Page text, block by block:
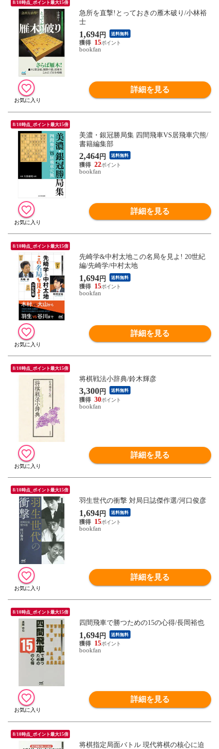
8/10時点_ポイント最大15倍
急所を直撃!とっておきの雁木破り/小林裕
士
1,694円 送料無料
15
bookfan
詳細を見る
8/10時点_ポイント最大15倍
美濃・銀冠勝局集 四間飛車VS居飛車穴熊/
書籍編集部
2,464円 送料無料
22
bookfan
詳細を見る
8/10時点_ポイント最大15倍
先崎学&中村太地この名局を見よ! 20世紀
編/先崎学/中村太地
1,694円 送料無料
15
bookfan
詳細を見る
8/10時点_ポイント最大15倍
将棋戦法小辞典/鈴木輝彦
3,300円 送料無料
30
bookfan
詳細を見る
8/10時点_ポイント最大15倍
羽生世代の衝撃 対局日誌傑作選/河口俊彦
1,694円 送料無料
15
bookfan
詳細を見る
8/10時点_ポイント最大15倍
四間飛車で勝つための15の心得/長岡裕也
1,694円 送料無料
15
bookfan
詳細を見る
8/10時点_ポイント最大15倍
将棋指定局面バトル 現代将棋の核心に迫